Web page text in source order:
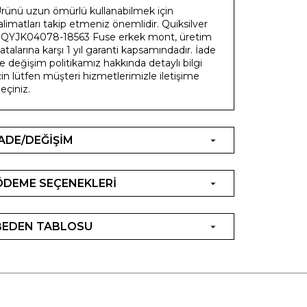
uzun ömürlü kullanabilmek için
takip etmeniz önemlidir. Quiksilver
18563 Fuse erkek mont, üretim
karşı 1 yıl garanti kapsamındadır. İade
değişim politikamız hakkında detaylı bilgi
lütfen müşteri hizmetlerimizle iletişime
DEĞİŞİM
SEÇENEKLERİ
TABLOSU